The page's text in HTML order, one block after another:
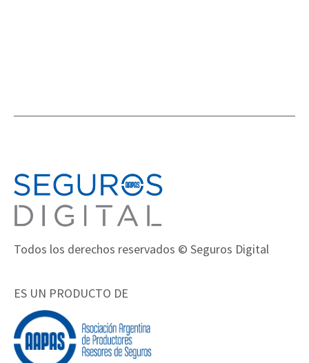
Todos los derechos reservados © Seguros Digital
ES UN PRODUCTO DE